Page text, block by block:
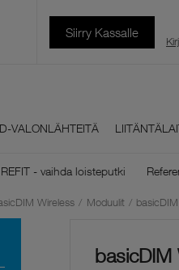
Siirry Kassalle
VALONLÄHTEITÄ
- vaihda loisteputki
Wireless / Moduulit /
basicDIM